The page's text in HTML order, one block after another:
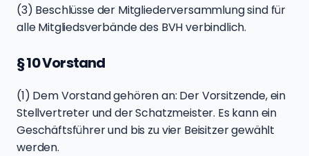
(3) Beschlüsse der Mitgliederversammlung sind für
alle Mitgliedsverbände des BVH verbindlich.
§ 10 Vorstand
(1) Dem Vorstand gehören an: Der Vorsitzende, ein
Stellvertreter und der Schatzmeister. Es kann ein
Geschäftsführer und bis zu vier Beisitzer gewählt
werden.